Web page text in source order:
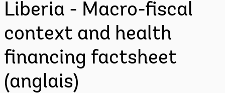
Liberia - Macro-fiscal
context and health
financing factsheet
(anglais)